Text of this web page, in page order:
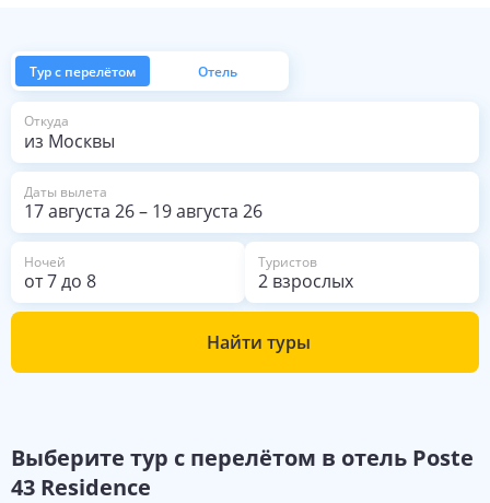
Тур с перелётом Отель
Откуда
из Москвы
Даты вылета
17 августа 26– 19 августа 26
Ночей
от7до 8
Туристов
2 взрослых
Найти туры
Выберите тур с перелётом в отель Poste
43 Residence